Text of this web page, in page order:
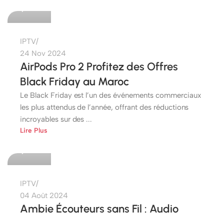
IPTV
24 Nov 2024
AirPods Pro 2 Profitez des Offres
Black Friday au Maroc
Le Black Friday est l’un des événements commerciaux
les plus attendus de l’année, offrant des réductions
incroyables sur des ...
Lire Plus
etshop
IPTV
04 Août 2024
Ambie Écouteurs sans Fil : Audio